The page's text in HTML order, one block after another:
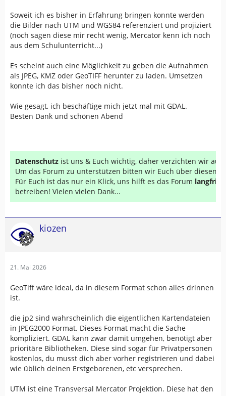
Soweit ich es bisher in Erfahrung bringen konnte werden
die Bilder nach UTM und WGS84 referenziert und projiziert
(noch sagen diese mir recht wenig, Mercator kenn ich noch
aus dem Schulunterricht...)
Es scheint auch eine Möglichkeit zu geben die Aufnahmen
als JPEG, KMZ oder GeoTIFF herunter zu laden. Umsetzen
konnte ich das bisher noch nicht.
Wie gesagt, ich beschäftige mich jetzt mal mit GDAL.
Besten Dank und schönen Abend
Datenschutz ist uns & Euch wichtig, daher verzichten wir auf
Um das Forum zu unterstützen bitten wir Euch über diesen
Für Euch ist das nur ein Klick, uns hilft es das Forum
betreiben! Vielen vielen Dank...
kiozen
21. Mai 2026
GeoTiff wäre ideal, da in diesem Format schon alles drinnen
ist.
die jp2 sind wahrscheinlich die eigentlichen Kartendateien
in JPEG2000 Format. Dieses Format macht die Sache
kompliziert. GDAL kann zwar damit umgehen, benötigt aber
prioritäre Bibliotheken. Diese sind sogar für Privatpersonen
kostenlos, du musst dich aber vorher registrieren und dabei
wie üblich deinen Erstgeborenen, etc versprechen.
UTM ist eine Transversal Mercator Projektion. Diese hat den